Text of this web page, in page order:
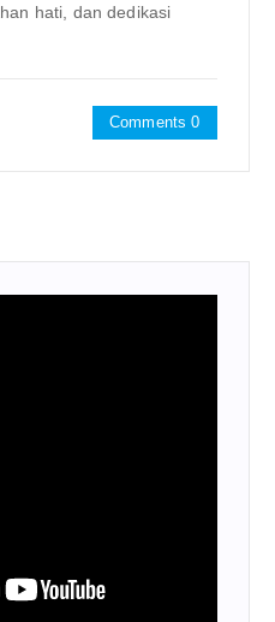
hati, dan dedikasi
Comments 0